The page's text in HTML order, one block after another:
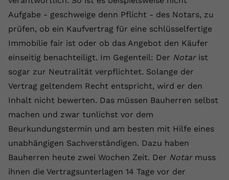
Aufgabe - geschweige denn Pflicht - des Notars, zu
prüfen, ob ein Kaufvertrag für eine schlüsselfertige
Immobilie fair ist oder ob das Angebot den Käufer
einseitig benachteiligt. Im Gegenteil: Der Notarist
sogar zur Neutralität verpflichtet. Solange der
Vertrag geltendem Recht entspricht, wird er den
Inhalt nicht bewerten. Das müssen Bauherren selbst
machen und zwar tunlichst vor dem
Beurkundungstermin und am besten mit Hilfe eines
unabhängigen Sachverständigen. Dazu haben
Bauherren heute zwei Wochen Zeit. Der Notarmuss
ihnen die Vertragsunterlagen 14 Tage vor der
Laufzeit 1 Jahr
Zweck
Dieser Wert speichert Ihre Consent-
Einstellungen. Unter anderem eine
zufällig generierte ID, für die
historische Speicherung Ihrer
vorgenommen Einstellungen, falls der
hat.
Name fe_typo_user
Anbieter VPB.de
Laufzeit Session
Informationen zur Nutzung der
Website zu erfassen.
Name _gcl au
Anbieter Google Ads
Laufzeit 90 Tage
Zweck
Wird von Google Ads für das
Werbeklicks der Nutzung auf unserer
Website zuzuordnen.
Cookie-Informationen anzeigen
Externe Inhalte
Wir verwenden auf unserer Website externe Inhalte,
um Ihnen zusätzliche Informationen anzubieten.
Name vuid
Anbieter vimeo.com
Laufzeit 2 Jahre
Vimeo installiert dieses Cookie, um
Tracking-Informationen zu sammeln,
Einbetten von Videos auf der Website
Cookie-Informationen anzeigen